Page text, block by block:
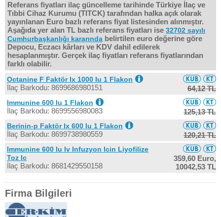
Referans fiyatları ilaç güncelleme tarihinde Türkiye İlaç ve
Tıbbi Cihaz Kurumu (TITCK) tarafından halka açık olarak
yayınlanan Euro bazlı referans fiyat listesinden alınmıştır.
Aşağıda yer alan TL bazlı referans fiyatları ise 32702 sayılı
Cumhurbaşkanlığı kararında belirtilen euro değerine göre
Depocu, Eczacı kârları ve KDV dahil edilerek
hesaplanmıştır. Gerçek ilaç fiyatları referans fiyatlarından
farklı olabilir.
Octanine F Faktör Ix 1000 Iu 1 Flakon
İlaç Barkodu: 8699686980151 64,12 TL
Immunine 600 Iu 1 Flakon
İlaç Barkodu: 8699556980083 125,13 TL
Berinin-p Faktör Ix 600 Iu 1 Flakon
İlaç Barkodu: 8699738980559 120,21 TL
Immunine 600 Iu Iv Infuzyon Icin Liyofilize
Toz Ic
İlaç Barkodu: 8681429550158
359,60 Euro,
10042,53 TL
Firma Bilgileri